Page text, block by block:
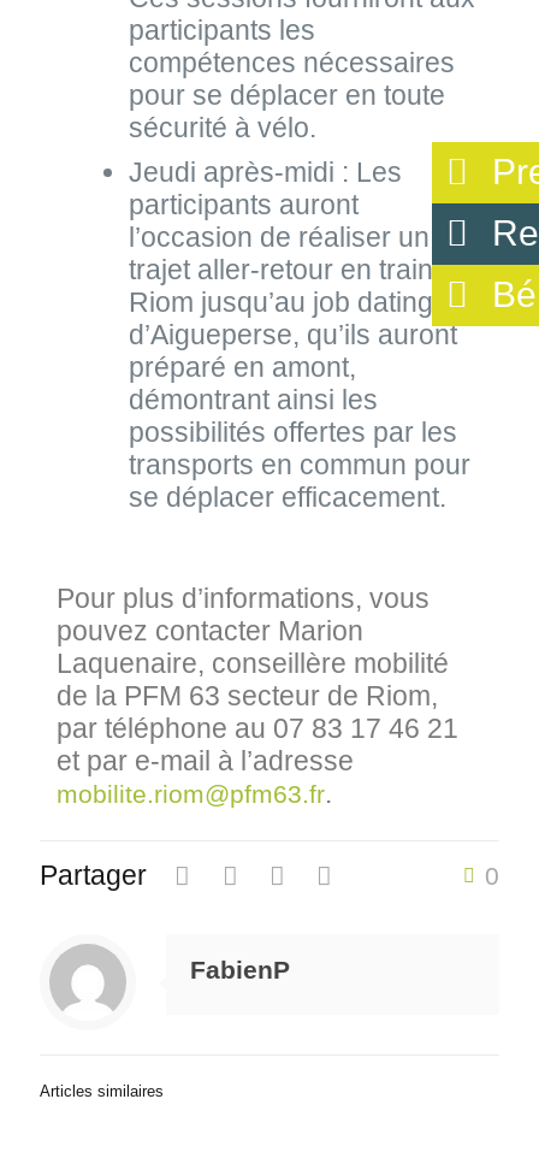
participants les
compétences nécessaires
pour se déplacer en toute
sécurité à vélo.
Jeudi après-midi : Les
participants auront
l’occasion de réaliser un
trajet aller-retour en train de
Riom jusqu’au job dating
d’Aigueperse, qu’ils auront
préparé en amont,
démontrant ainsi les
possibilités offertes par les
transports en commun pour
se déplacer efficacement.
Pour plus d’informations, vous
pouvez contacter Marion
Laquenaire, conseillère mobilité
de la PFM 63 secteur de Riom,
par téléphone au 07 83 17 46 21
et par e-mail à l’adresse
mobilite.riom@pfm63.fr.
Partager 0
FabienP
Articles similaires